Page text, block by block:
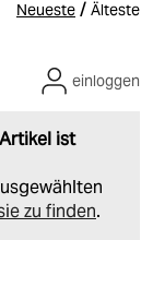
Neueste / Älteste
ist
zu finden.
einloggen